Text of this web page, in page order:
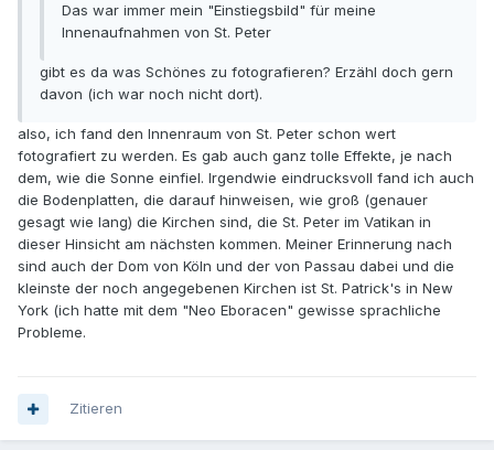
Das war immer mein "Einstiegsbild" für meine
Innenaufnahmen von St. Peter
gibt es da was Schönes zu fotografieren? Erzähl doch gern
davon (ich war noch nicht dort).
also, ich fand den Innenraum von St. Peter schon wert
fotografiert zu werden. Es gab auch ganz tolle Effekte, je nach
dem, wie die Sonne einfiel. Irgendwie eindrucksvoll fand ich auch
die Bodenplatten, die darauf hinweisen, wie groß (genauer
gesagt wie lang) die Kirchen sind, die St. Peter im Vatikan in
dieser Hinsicht am nächsten kommen. Meiner Erinnerung nach
sind auch der Dom von Köln und der von Passau dabei und die
kleinste der noch angegebenen Kirchen ist St. Patrick's in New
York (ich hatte mit dem "Neo Eboracen" gewisse sprachliche
Probleme.
Zitieren